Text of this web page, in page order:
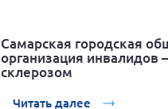
Самарская городская
организация инвалидов
склерозом
Читать далее